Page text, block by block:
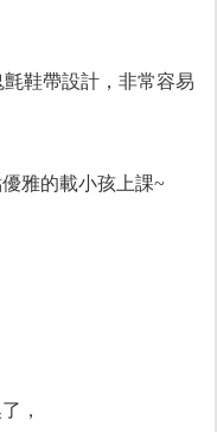
鞋帶設計，非常容易
雅的載小孩上課~
，